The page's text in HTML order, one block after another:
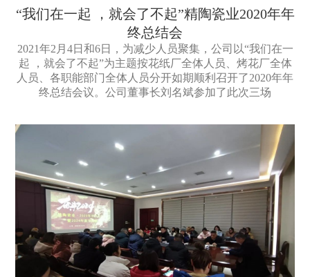
“我们在一起 ，就会了不起”精陶瓷业2020年年
终总结会
2021年2月4日和6日，为减少人员聚集，公司以“我们在一
起 ，就会了不起”为主题按花纸厂全体人员、烤花厂全体
人员、各职能部门全体人员分开如期顺利召开了2020年年
终总结会议。公司董事长刘名斌参加了此次三场